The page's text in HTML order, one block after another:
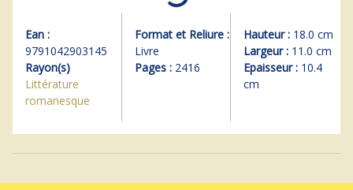
Ean :
9791042903145
Rayon(s)
Littérature
romanesque
Format et Reliure :
Livre
Pages :2416
Hauteur : 18.0 cm
Largeur : 11.0 cm
Epaisseur : 10.4
cm